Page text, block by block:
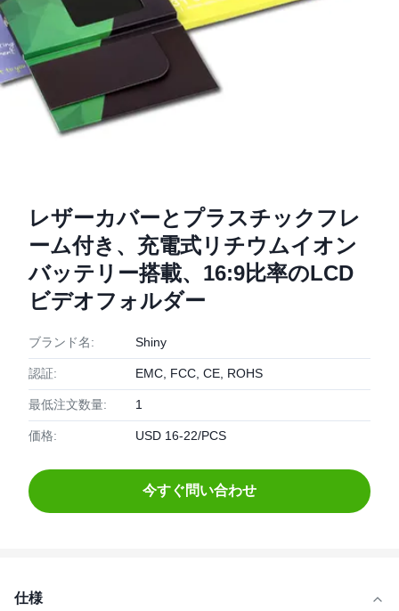
レザーカバーとプラスチックフレ
ーム付き、充電式リチウムイオン
バッテリー搭載、16:9比率のLCD
ビデオフォルダー
ブランド名: Shiny
認証: EMC, FCC, CE, ROHS
最低注文数量: 1
価格: USD 16-22/PCS
今すぐ問い合わせ
仕様